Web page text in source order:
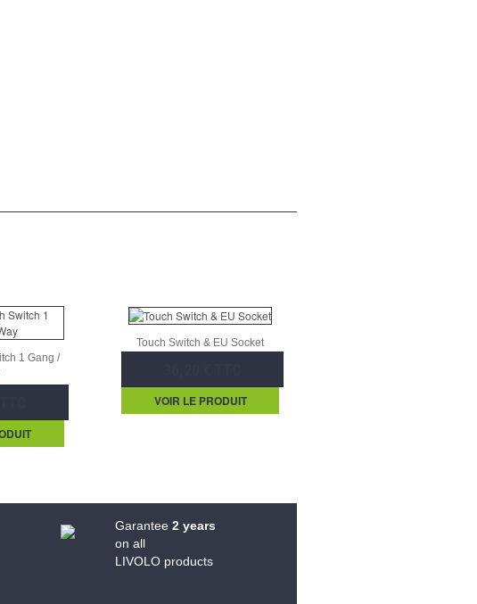
1 Gang /
Touch Switch & EU Socket
VOIR LE PRODUIT
Garantee2 years
on all
LIVOLO products